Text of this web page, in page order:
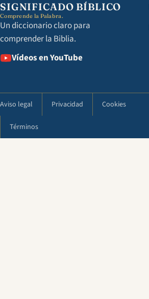
SIGNIFICADO BÍBLICO
Comprende la Palabra.
Un diccionario claro para
comprender la Biblia.
Vídeos en YouTube
Aviso legal Privacidad Cookies
Términos